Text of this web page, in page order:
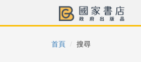
首頁 搜尋